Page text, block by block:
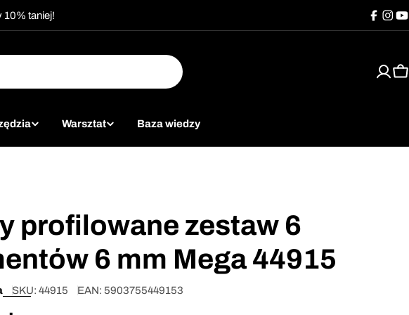
10% taniej!
Warsztat Baza wiedzy
profilowane zestaw 6
6 mm Mega 44915
SKU: 44915 EAN: 5903755449153